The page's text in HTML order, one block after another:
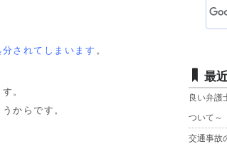
されてしまいます 。
。
からです。
最
良い弁護
ついて～
交通事故